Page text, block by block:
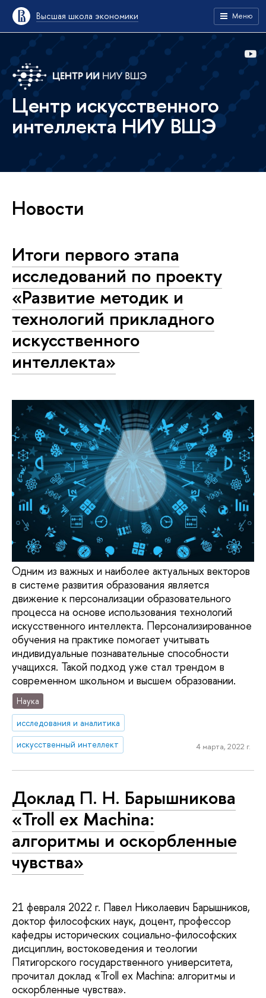
Высшая школа экономики Меню
Центр искусственного
интеллекта НИУ ВШЭ
Новости
Итоги первого этапа
исследований по проекту
«Развитие методик и
технологий прикладного
искусственного
интеллекта»
Одним из важных и наиболее актуальных векторов
в системе развития образования является
движение к персонализации образовательного
процесса на основе использования технологий
искусственного интеллекта. Персонализированное
обучения на практике помогает учитывать
индивидуальные познавательные способности
учащихся. Такой подход уже стал трендом в
современном школьном и высшем образовании.
Наука
исследования и аналитика
искусственный интеллект
4 марта, 2022 г.
Доклад П. Н. Барышникова
«Troll ex Machina:
алгоритмы и оскорбленные
чувства»
21 февраля 2022 г. Павел Николаевич Барышников,
доктор философских наук, доцент, профессор
кафедры исторических социально-философских
дисциплин, востоковедения и теологии
Пятигорского государственного университета,
прочитал доклад «Troll ex Machina: алгоритмы и
оскорбленные чувства».